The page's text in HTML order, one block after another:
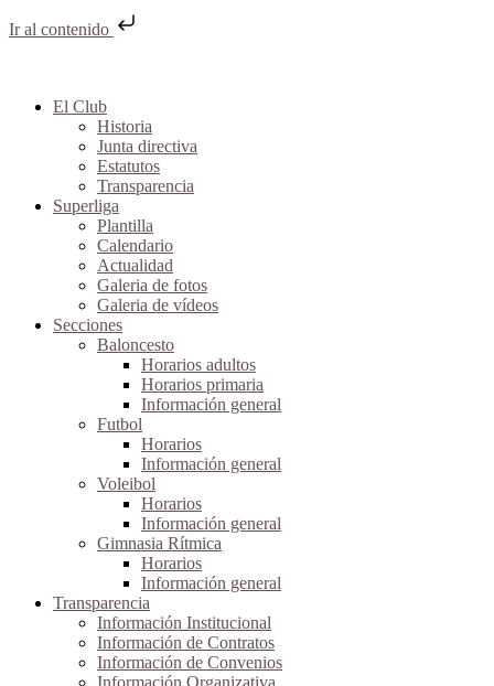
Ir al contenido
El Club
Historia
Junta directiva
Estatutos
Transparencia
Superliga
Plantilla
Calendario
Actualidad
Galeria de fotos
Galeria de vídeos
Secciones
Baloncesto
Horarios adultos
Horarios primaria
Información general
Futbol
Horarios
Información general
Voleibol
Horarios
Información general
Gimnasia Rítmica
Horarios
Información general
Transparencia
Información Institucional
Información de Contratos
Información de Convenios
Información Organizativa